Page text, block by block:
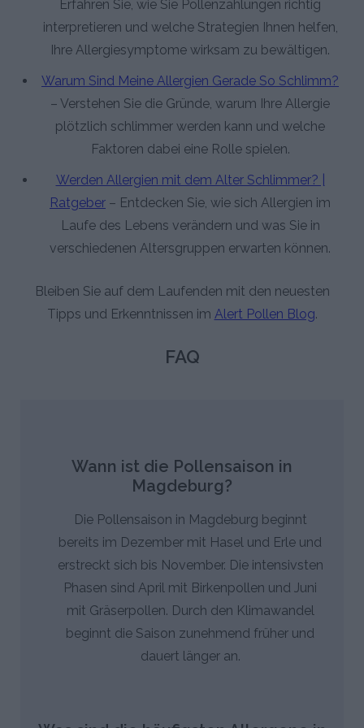
Erfahren Sie, wie Sie Pollenzählungen richtig
interpretieren und welche Strategien Ihnen helfen,
Ihre Allergiesymptome wirksam zu bewältigen.
Warum Sind Meine Allergien Gerade So Schlimm?
– Verstehen Sie die Gründe, warum Ihre Allergie
plötzlich schlimmer werden kann und welche
Faktoren dabei eine Rolle spielen.
Werden Allergien mit dem Alter Schlimmer? |
Ratgeber – Entdecken Sie, wie sich Allergien im
Laufe des Lebens verändern und was Sie in
verschiedenen Altersgruppen erwarten können.
Bleiben Sie auf dem Laufenden mit den neuesten
Tipps und Erkenntnissen im Alert Pollen Blog.
FAQ
Wann ist die Pollensaison in
Magdeburg?
Die Pollensaison in Magdeburg beginnt
bereits im Dezember mit Hasel und Erle und
erstreckt sich bis November. Die intensivsten
Phasen sind April mit Birkenpollen und Juni
mit Gräserpollen. Durch den Klimawandel
beginnt die Saison zunehmend früher und
dauert länger an.